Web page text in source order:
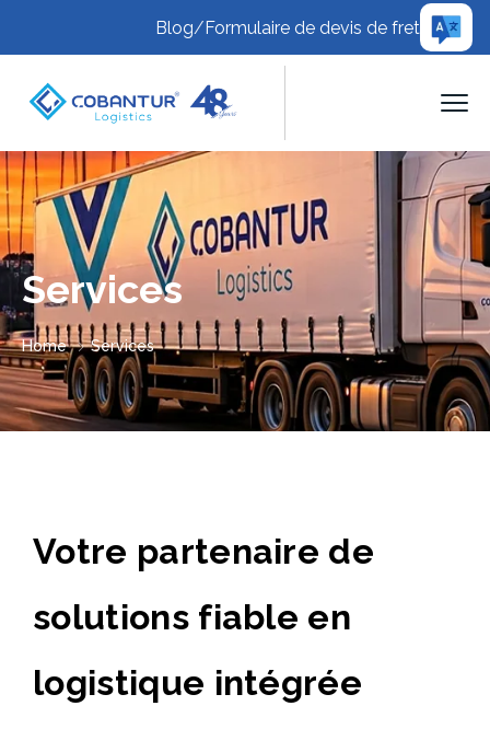
Blog/Formulaire de devis de fret
Services
Home Services
Votre partenaire de
solutions fiable en
logistique intégrée